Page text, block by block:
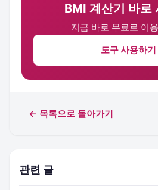
BMI 계산기 바로
지금 바로 무료로 이
도구 사용하
← 목록으로 돌아가기
관련 글